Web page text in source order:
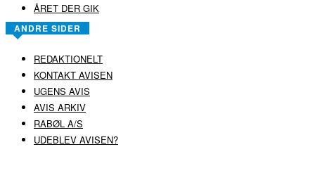
ÅRET DER GIK
ANDRE SIDER
REDAKTIONELT
KONTAKT AVISEN
UGENS AVIS
AVIS ARKIV
RABØL A/S
UDEBLEV AVISEN?